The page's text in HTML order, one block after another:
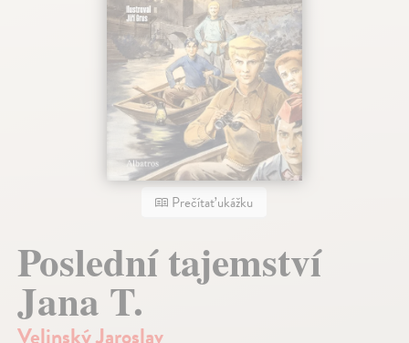
Prečítať ukážku
Poslední tajemství
Jana T.
Velinský Jaroslav